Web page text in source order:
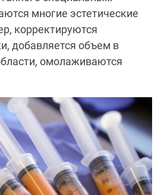
многие эстетические
корректируются
добавляется объем в
омолаживаются